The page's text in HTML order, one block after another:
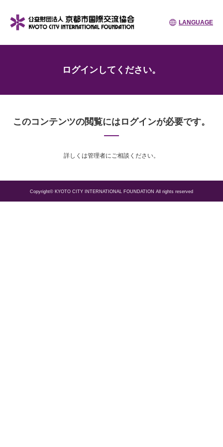
LANGUAGE
ログインしてください。
このコンテンツの閲覧にはログインが必要です。
詳しくは管理者にご相談ください。
Copyright© KYOTO CITY INTERNATIONAL FOUNDATION All rights reserved